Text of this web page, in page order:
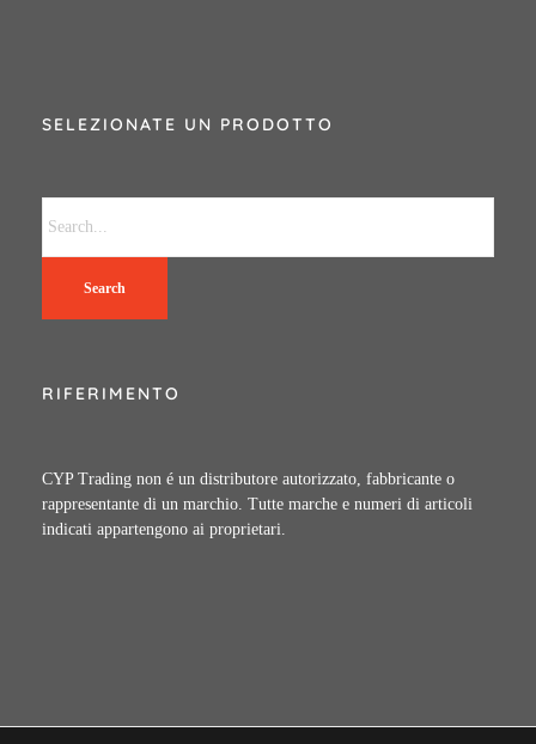
SELEZIONATE UN PRODOTTO
Search
RIFERIMENTO
CYP Trading non é un distributore autorizzato, fabbricante o
rappresentante di un marchio. Tutte marche e numeri di articoli
indicati appartengono ai proprietari.